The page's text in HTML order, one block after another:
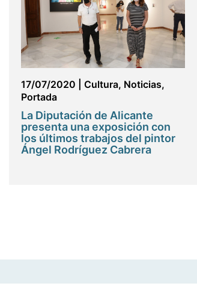
17/07/2020 Cultura, Noticias,
Portada
La Diputación de Alicante
presenta una exposición con
los últimos trabajos del pintor
Ángel Rodríguez Cabrera